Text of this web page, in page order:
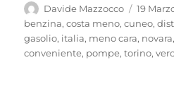
Autore
Davide Mazzocco
il
19
benzina,costa meno,cuneo,
gasolio, italia, meno cara, novara,
conveniente, pompe,torino,